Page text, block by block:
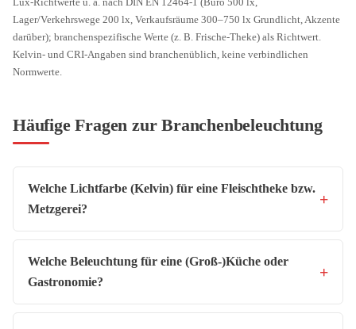
Lager/Verkehrswege 200 lx, Verkaufsräume 300–750 lx Grundlicht, Akzente
darüber); branchenspezifische Werte (z. B. Frische-Theke) als Richtwert.
Kelvin- und CRI-Angaben sind branchenüblich, keine verbindlichen
Normwerte.
Häufige Fragen zur Branchenbeleuchtung
Welche Lichtfarbe (Kelvin) für eine Fleischtheke bzw.
Metzgerei?
Welche Beleuchtung für eine (Groß-)Küche oder
Gastronomie?